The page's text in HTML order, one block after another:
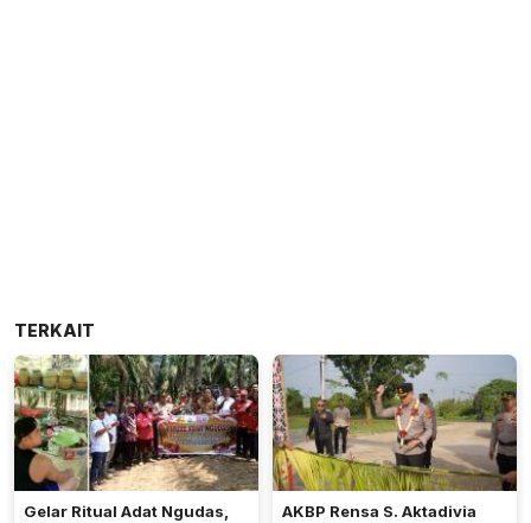
TERKAIT
Gelar Ritual Adat Ngudas,
AKBP Rensa S. Aktadivia